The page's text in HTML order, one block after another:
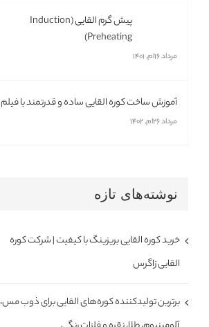
پیش گرم القایی (Induction
Preheating)
مرداد ۱۶ام, ۱۴۰۱
آموزش ساخت کوره القایی ساده و قدرتمند با فیلم
مرداد ۲۶ام, ۱۴۰۲
نوشته‌های تازه
خرید کوره القایی بریزینگ با کیفیت | شرکت کوره
القایی زاگرس
برترین تولیدکننده کوره‌های القایی برای ذوب مس،